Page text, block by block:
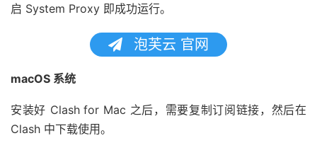
启 System Proxy 即成功运行。
泡芙云 官网
macOS 系统
安装好 Clash for Mac 之后，需要复制订阅链接，然后在
Clash 中下载使用。